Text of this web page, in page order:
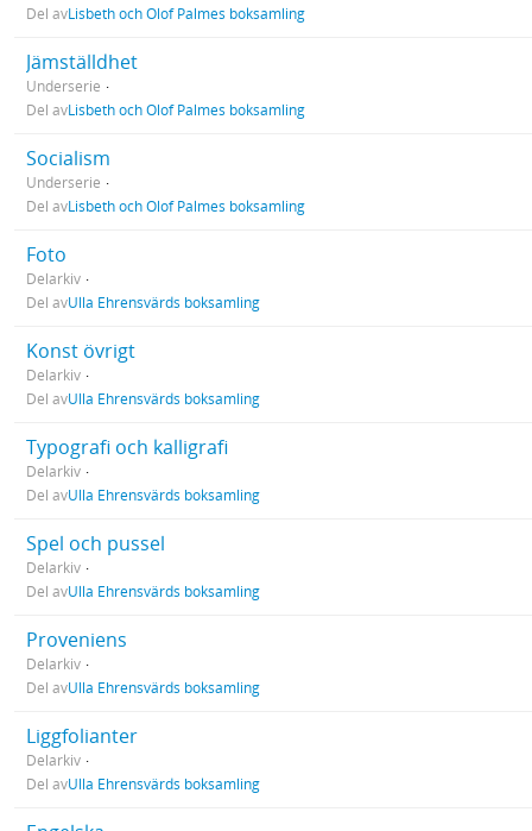
Del avLisbeth och Olof Palmes boksamling
Jämställdhet
Underserie
Del avLisbeth och Olof Palmes boksamling
Socialism
Underserie
Del avLisbeth och Olof Palmes boksamling
Foto
Delarkiv
Del avUlla Ehrensvärds boksamling
Konst övrigt
Delarkiv
Del avUlla Ehrensvärds boksamling
Typografi och kalligrafi
Delarkiv
Del avUlla Ehrensvärds boksamling
Spel och pussel
Delarkiv
Del avUlla Ehrensvärds boksamling
Proveniens
Delarkiv
Del avUlla Ehrensvärds boksamling
Liggfolianter
Delarkiv
Del avUlla Ehrensvärds boksamling